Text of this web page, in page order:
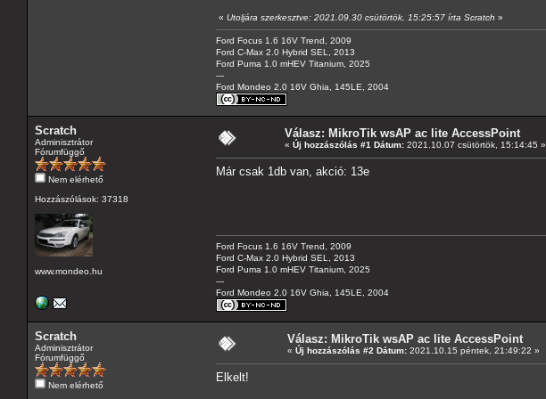
« Utoljára szerkesztve: 2021.09.30 csütörtök, 15:25:57 írta Scratch »
Ford Focus 1.6 16V Trend, 2009
Ford C-Max 2.0 Hybrid SEL, 2013
Ford Puma 1.0 mHEV Titanium, 2025
---
Ford Mondeo 2.0 16V Ghia, 145LE, 2004
Scratch
Adminisztrátor
Fórumfüggő
Nem elérhető
Hozzászólások: 37318
www.mondeo.hu
Válasz: MikroTik wsAP ac lite AccessPoint
« Új hozzászólás #1 Dátum: 2021.10.07 csütörtök, 15:14:45 »
Már csak 1db van, akció: 13e
Ford Focus 1.6 16V Trend, 2009
Ford C-Max 2.0 Hybrid SEL, 2013
Ford Puma 1.0 mHEV Titanium, 2025
---
Ford Mondeo 2.0 16V Ghia, 145LE, 2004
Scratch
Adminisztrátor
Fórumfüggő
Nem elérhető
Válasz: MikroTik wsAP ac lite AccessPoint
« Új hozzászólás #2 Dátum: 2021.10.15 péntek, 21:49:22 »
Elkelt!